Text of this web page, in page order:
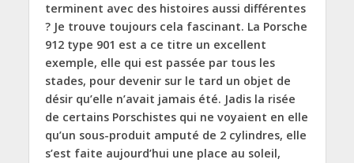
terminent avec des histoires aussi différentes
? Je trouve toujours cela fascinant. La Porsche
912 type 901 est a ce titre un excellent
exemple, elle qui est passée par tous les
stades, pour devenir sur le tard un objet de
désir qu’elle n’avait jamais été. Jadis la risée
de certains Porschistes qui ne voyaient en elle
qu’un sous-produit amputé de 2 cylindres, elle
s’est faite aujourd’hui une place au soleil,